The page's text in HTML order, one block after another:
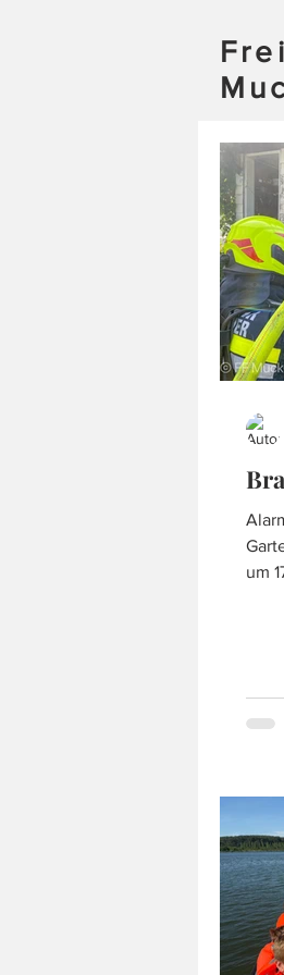
um 17:03
eine